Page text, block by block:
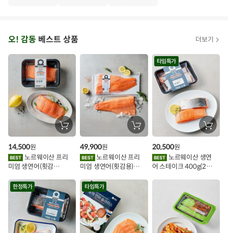
아
시
인
이
트
오! 감동 베스트 상품 더보기
장
바
에
담
노르웨이산 프리
미엄 생연어(횟감
14,500원
장
바
에
담
기
노르웨이산 프리
미엄 생연어(횟감용)
49,900원
타임특가
장
바
에
담
기
어 스테이크 400g(2조
20,500원
한정특가 타임특가